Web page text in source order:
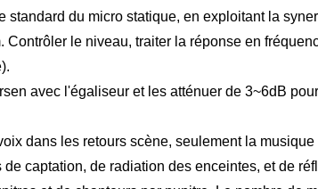
du micro statique, en exploitant la
le niveau, traiter la réponse en
avec l'égaliseur et les atténuer de 3~6dB
dans les retours scène, seulement la
captation, de radiation des enceintes, et de